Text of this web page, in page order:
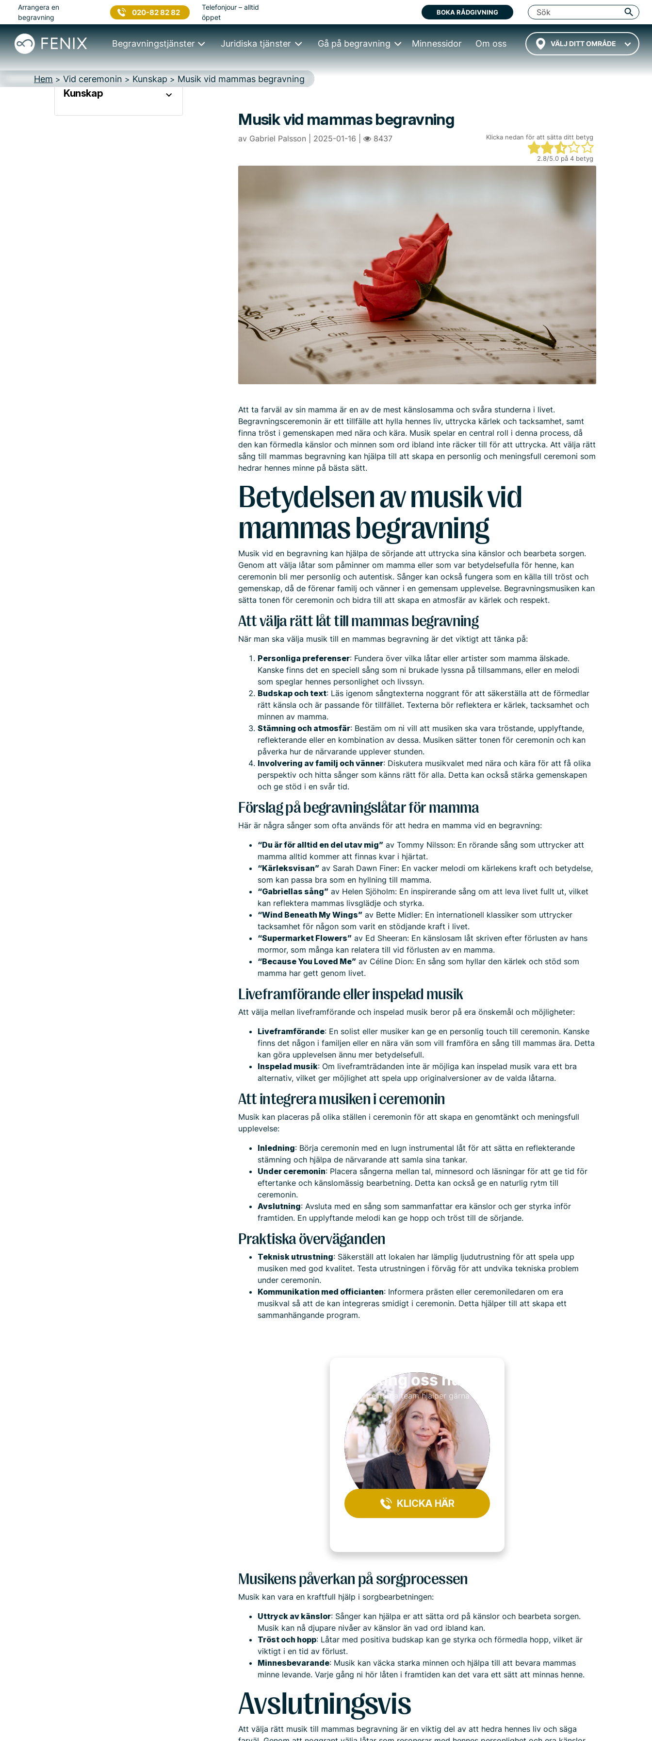
Arrangera en
begravning
020-82 82 82
Telefonjour – alltid
öppet
BOKA RÅDGIVNING
VÄLJ DITT OMRÅDE
Begravningstjänster Juridiska tjänster Gå på begravning Minnessidor Om oss
Hem > Vid ceremonin > Kunskap > Musik vid mammas begravning
Kunskap
Musik vid mammas begravning
av Gabriel Palsson | 2025-01-16 | 8437 Klicka nedan för att sätta ditt betyg
2.8/5.0 på 4 betyg
Att ta farväl av sin mamma är en av de mest känslosamma och svåra stunderna i livet.
Begravningsceremonin är ett tillfälle att hylla hennes liv, uttrycka kärlek och tacksamhet, samt
finna tröst i gemenskapen med nära och kära. Musik spelar en central roll i denna process, då
den kan förmedla känslor och minnen som ord ibland inte räcker till för att uttrycka. Att välja rätt
sång till mammas begravning kan hjälpa till att skapa en personlig och meningsfull ceremoni som
hedrar hennes minne på bästa sätt.
Betydelsen av musik vid
mammas begravning
Musik vid en begravning kan hjälpa de sörjande att uttrycka sina känslor och bearbeta sorgen.
Genom att välja låtar som påminner om mamma eller som var betydelsefulla för henne, kan
ceremonin bli mer personlig och autentisk. Sånger kan också fungera som en källa till tröst och
gemenskap, då de förenar familj och vänner i en gemensam upplevelse. Begravningsmusiken kan
sätta tonen för ceremonin och bidra till att skapa en atmosfär av kärlek och respekt.
Att välja rätt låt till mammas begravning
När man ska välja musik till en mammas begravning är det viktigt att tänka på:
Personliga preferenser: Fundera över vilka låtar eller artister som mamma älskade.
Kanske finns det en speciell sång som ni brukade lyssna på tillsammans, eller en melodi
som speglar hennes personlighet och livssyn.
Budskap och text: Läs igenom sångtexterna noggrant för att säkerställa att de förmedlar
rätt känsla och är passande för tillfället. Texterna bör reflektera er kärlek, tacksamhet och
minnen av mamma.
Stämning och atmosfär: Bestäm om ni vill att musiken ska vara tröstande, upplyftande,
reflekterande eller en kombination av dessa. Musiken sätter tonen för ceremonin och kan
påverka hur de närvarande upplever stunden.
Involvering av familj och vänner: Diskutera musikvalet med nära och kära för att få olika
perspektiv och hitta sånger som känns rätt för alla. Detta kan också stärka gemenskapen
och ge stöd i en svår tid.
Förslag på begravningslåtar för mamma
Här är några sånger som ofta används för att hedra en mamma vid en begravning:
“Du är för alltid en del utav mig” av Tommy Nilsson: En rörande sång som uttrycker att
mamma alltid kommer att finnas kvar i hjärtat.
“Kärleksvisan” av Sarah Dawn Finer: En vacker melodi om kärlekens kraft och betydelse,
som kan passa bra som en hyllning till mamma.
“Gabriellas sång” av Helen Sjöholm: En inspirerande sång om att leva livet fullt ut, vilket
kan reflektera mammas livsglädje och styrka.
“Wind Beneath My Wings” av Bette Midler: En internationell klassiker som uttrycker
tacksamhet för någon som varit en stödjande kraft i livet.
“Supermarket Flowers” av Ed Sheeran: En känslosam låt skriven efter förlusten av hans
mormor, som många kan relatera till vid förlusten av en mamma.
“Because You Loved Me” av Céline Dion: En sång som hyllar den kärlek och stöd som
mamma har gett genom livet.
Liveframförande eller inspelad musik
Att välja mellan liveframförande och inspelad musik beror på era önskemål och möjligheter:
Liveframförande: En solist eller musiker kan ge en personlig touch till ceremonin. Kanske
finns det någon i familjen eller en nära vän som vill framföra en sång till mammas ära. Detta
kan göra upplevelsen ännu mer betydelsefull.
Inspelad musik: Om liveframträdanden inte är möjliga kan inspelad musik vara ett bra
alternativ, vilket ger möjlighet att spela upp originalversioner av de valda låtarna.
Att integrera musiken i ceremonin
Musik kan placeras på olika ställen i ceremonin för att skapa en genomtänkt och meningsfull
upplevelse:
Inledning: Börja ceremonin med en lugn instrumental låt för att sätta en reflekterande
stämning och hjälpa de närvarande att samla sina tankar.
Under ceremonin: Placera sångerna mellan tal, minnesord och läsningar för att ge tid för
eftertanke och känslomässig bearbetning. Detta kan också ge en naturlig rytm till
ceremonin.
Avslutning: Avsluta med en sång som sammanfattar era känslor och ger styrka inför
framtiden. En upplyftande melodi kan ge hopp och tröst till de sörjande.
Praktiska överväganden
Teknisk utrustning: Säkerställ att lokalen har lämplig ljudutrustning för att spela upp
musiken med god kvalitet. Testa utrustningen i förväg för att undvika tekniska problem
under ceremonin.
Kommunikation med officianten: Informera prästen eller ceremoniledaren om era
musikval så att de kan integreras smidigt i ceremonin. Detta hjälper till att skapa ett
sammanhängande program.
Ring oss nu
Vårt erfarna team hjälper gärna till
KLICKA HÄR
Musikens påverkan på sorgprocessen
Musik kan vara en kraftfull hjälp i sorgbearbetningen:
Uttryck av känslor: Sånger kan hjälpa er att sätta ord på känslor och bearbeta sorgen.
Musik kan nå djupare nivåer av känslor än vad ord ibland kan.
Tröst och hopp: Låtar med positiva budskap kan ge styrka och förmedla hopp, vilket är
viktigt i en tid av förlust.
Minnesbevarande: Musik kan väcka starka minnen och hjälpa till att bevara mammas
minne levande. Varje gång ni hör låten i framtiden kan det vara ett sätt att minnas henne.
Avslutningsvis
Att välja rätt musik till mammas begravning är en viktig del av att hedra hennes liv och säga